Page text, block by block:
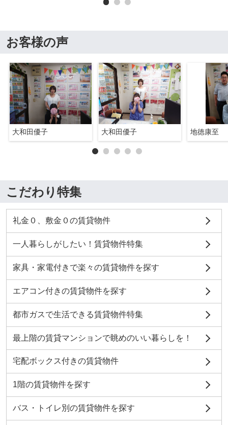
お客様の声
大和田優子 大和田優子 地徳康至
こだわり特集
礼金０、敷金０の賃貸物件
一人暮らしがしたい！賃貸物件特集
家具・家電付きで楽々の賃貸物件を探す
エアコン付きの賃貸物件を探す
都市ガスで生活できる賃貸物件特集
最上階の賃貸マンションで眺めのいい暮らしを！
宅配ボックス付きの賃貸物件
1階の賃貸物件を探す
バス・トイレ別の賃貸物件を探す